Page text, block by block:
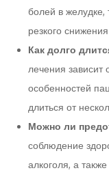
болей в желудке,
резкого
Как долго
лечения зависит
особенностей
длиться от
Можно ли
соблюдение
алкоголя, а